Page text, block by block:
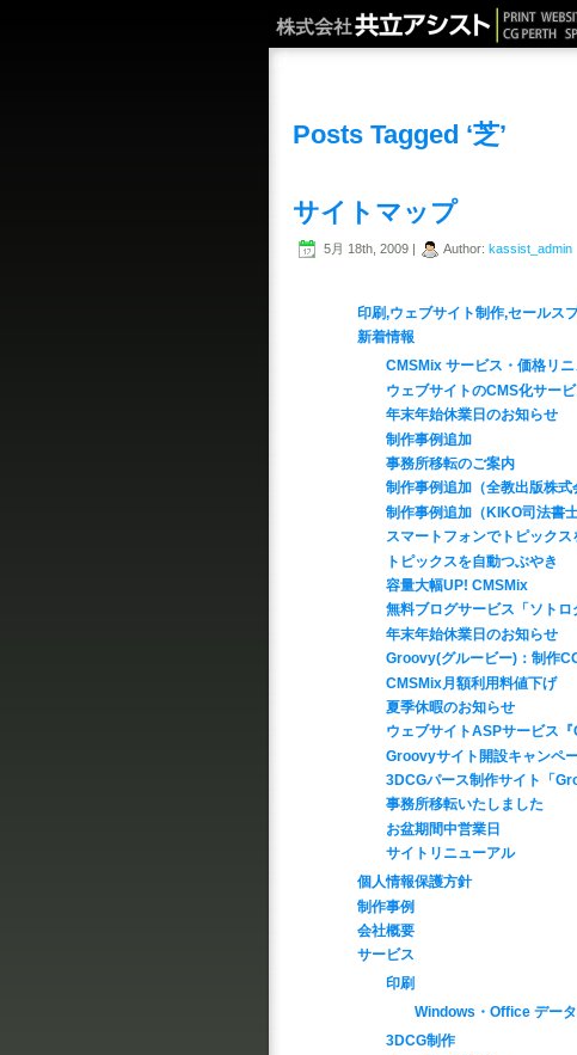
Posts Tagged ‘芝’
サイトマップ
5月 18th, 2009 | Author: kassist_admin
印刷,ウェブサイト制作,セールス
新着情報
CMSMix サービス・価格リ
ウェブサイトのCMS化サー
年末年始休業日のお知らせ
制作事例追加
事務所移転のご案内
制作事例追加（全教出版株式
制作事例追加（KIKO司法書士
スマートフォンでトピックス
トピックスを自動つぶやき
容量大幅UP! CMSMix
無料ブログサービス「ソトロ
年末年始休業日のお知らせ
Groovy(グルービー)：制作
CMSMix月額利用料値下げ
夏季休暇のお知らせ
ウェブサイトASPサービス『
Groovyサイト開設キャンペー
3DCGパース制作サイト「
事務所移転いたしました
お盆期間中営業日
サイトリニューアル
個人情報保護方針
制作事例
会社概要
サービス
印刷
Windows・Office デー
3DCG制作